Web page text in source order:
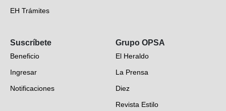
EH Trámites
EH Verifica
Fotogalerías
Deportes
Videos
Suscríbete
Beneficio
Ingresar
Notificaciones
Grupo OPSA
El Heraldo
La Prensa
Diez
Revista Estilo